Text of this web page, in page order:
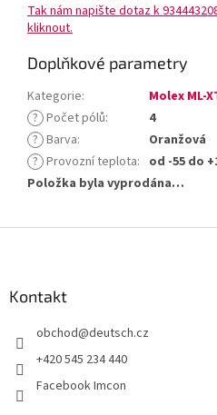
Tak nám napište dotaz k
kliknout.
Doplňkové parametry
Kategorie:
Molex ML-
? Počet pólů:
4
? Barva:
Oranžová
? Provozní teplota: od -55 do
Položka byla vyprodána…
Kontakt
obchod@deutsch.cz
+420 545 234 440
Facebook Imcon